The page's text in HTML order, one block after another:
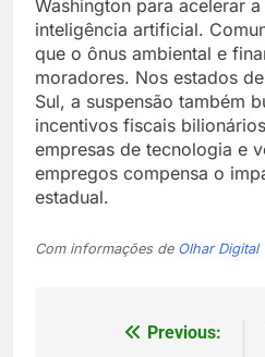
Washington para acelerar
inteligência artificial.
que o ônus ambiental e
moradores. Nos estados
Sul, a suspensão também
incentivos fiscais
empresas de tecnologia e
empregos compensa o
estadual.
Com informações de Olhar Digital
Navegação
Previous: